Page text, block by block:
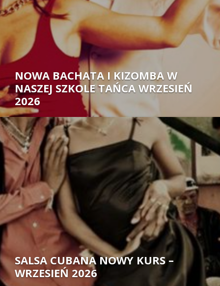
NOWA BACHATA I KIZOMBA W
NASZEJ SZKOLE TAŃCA WRZESIEŃ
2026
Autor:
SALSA CUBANA NOWY KURS –
WRZESIEŃ 2026